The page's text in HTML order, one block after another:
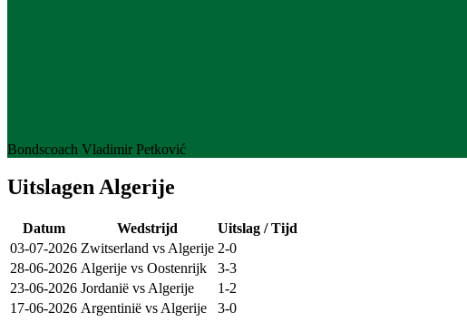
Bondscoach Vladimir Petković
Uitslagen Algerije
Datum Wedstrijd
Uitslag / Tijd
03-07-2026 Zwitserland vs Algerije 2-0
28-06-2026 Algerije vs Oostenrijk
3-3
23-06-2026 Jordanië vs Algerije
1-2
17-06-2026 Argentinië vs Algerije 3-0